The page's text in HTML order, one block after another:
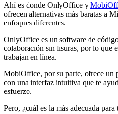
Ahí es donde OnlyOffice y
ofrecen alternativas más baratas a
enfoques diferentes.
OnlyOffice es un software de
colaboración sin fisuras, por lo que
trabajan en línea.
MobiOffice, por su parte, ofrece un
con una interfaz intuitiva que te
esfuerzo.
Pero, ¿cuál es la más adecuada para